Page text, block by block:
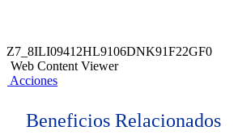
Z7_8ILI09412HL9106DNK91F22GF0
Web Content Viewer
Acciones
Beneficios Relacionados